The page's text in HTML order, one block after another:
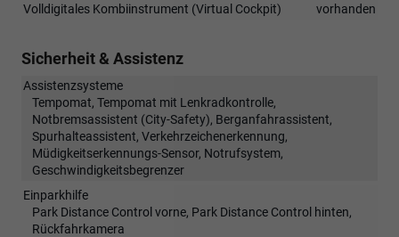
Volldigitales Kombiinstrument (Virtual Cockpit)
vorhanden
Sicherheit & Assistenz
Assistenzsysteme
Tempomat, Tempomat mit Lenkradkontrolle,
Notbremsassistent (City-Safety), Berganfahrassistent,
Spurhalteassistent, Verkehrzeichenerkennung,
Müdigkeitserkennungs-Sensor, Notrufsystem,
Geschwindigkeitsbegrenzer
Einparkhilfe
Park Distance Control vorne, Park Distance Control hinten,
Rückfahrkamera